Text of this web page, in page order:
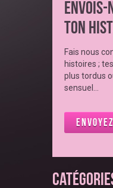
Envois-
ton
Fais nous
histoires ;
plus tordus
sensuel…
Envoyez